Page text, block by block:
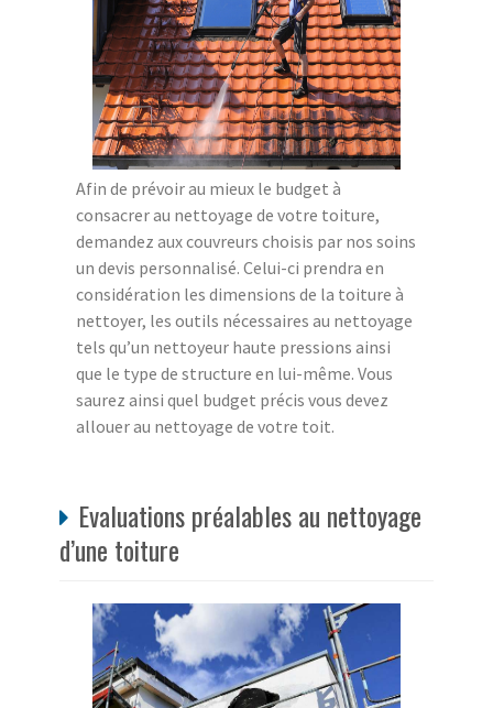
Afin de prévoir au mieux le budget à
consacrer au nettoyage de votre toiture,
demandez aux couvreurs choisis par nos soins
un devis personnalisé. Celui-ci prendra en
considération les dimensions de la toiture à
nettoyer, les outils nécessaires au nettoyage
tels qu’un nettoyeur haute pressions ainsi
que le type de structure en lui-même. Vous
saurez ainsi quel budget précis vous devez
allouer au nettoyage de votre toit.
Evaluations préalables au nettoyage
d’une toiture